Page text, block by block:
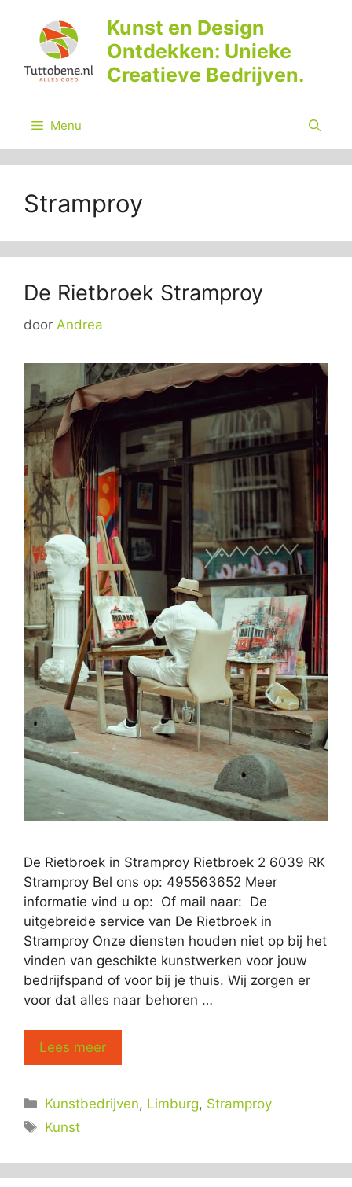
inhoud
Kunst en Design
Ontdekken: Unieke
Creatieve Bedrijven.
Menu
Stramproy
De Rietbroek Stramproy
door Andrea
De Rietbroek in Stramproy Rietbroek 2 6039 RK
Stramproy Bel ons op: 495563652 Meer
informatie vind u op: Of mail naar: De
uitgebreide service van De Rietbroek in
Stramproy Onze diensten houden niet op bij het
vinden van geschikte kunstwerken voor jouw
bedrijfspand of voor bij je thuis. Wij zorgen er
voor dat alles naar behoren …
Lees meer
Categorieën
Kunstbedrijven, Limburg, Stramproy
Tags
Kunst